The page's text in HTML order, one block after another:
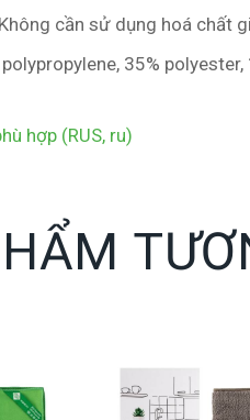
cần sử dụng hoá chất
35%
hợp (RUS, ru)